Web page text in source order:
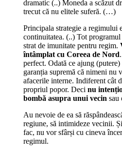
dramatic (..) Moneda a scăzut
trecut că nu elitele suferă. (…)
Principala strategie a regimului
continuitatea. (..) Tot
strat de imunitate pentru regim.
întâmplat cu Coreea de Nord
perfect. Odată ce ajung
garanția supremă că nimeni nu
afacerile interne. Indiferent cât
propriul popor. Deci nu
bombă asupra unui vecin sau
Au nevoie de ea să
regiune, să intimideze vecinii.
fac, nu vor sfârși cu cineva
regimul.